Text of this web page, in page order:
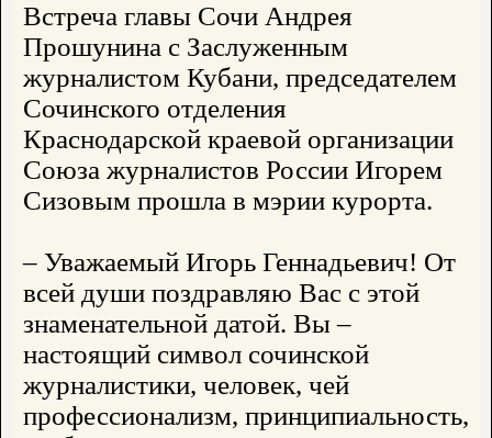
Встреча главы Сочи Андрея
Прошунина с Заслуженным
журналистом Кубани, председателем
Сочинского отделения
Краснодарской краевой организации
Союза журналистов России Игорем
Сизовым прошла в мэрии курорта.
– Уважаемый Игорь Геннадьевич! От
всей души поздравляю Вас с этой
знаменательной датой. Вы –
настоящий символ сочинской
журналистики, человек, чей
профессионализм, принципиальность,